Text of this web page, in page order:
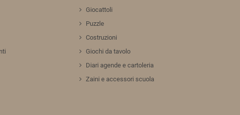
Giocattoli
Puzzle
Costruzioni
Giochi da tavolo
Diari agende e cartoleria
Zaini e accessori scuola